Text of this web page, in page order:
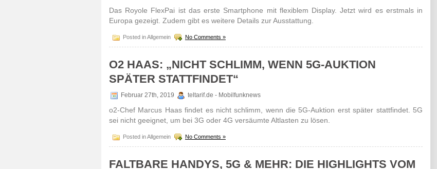
Das Royole FlexPai ist das erste Smartphone mit flexiblem Display. Jetzt wird es erstmals in
Europa gezeigt. Zudem gibt es weitere Details zur Ausstattung.
Posted in Allgemein No Comments »
O2 HAAS: „NICHT SCHLIMM, WENN 5G-AUKTION
SPÄTER STATTFINDET“
Februar 27th, 2019 teltarif.de - Mobilfunknews
o2-Chef Marcus Haas findet es nicht schlimm, wenn die 5G-Auktion erst später stattfindet. 5G
sei nicht geeignet, um bei 3G oder 4G versäumte Altlasten zu lösen.
Posted in Allgemein No Comments »
FALTBARE HANDYS, 5G & MEHR: DIE HIGHLIGHTS VOM